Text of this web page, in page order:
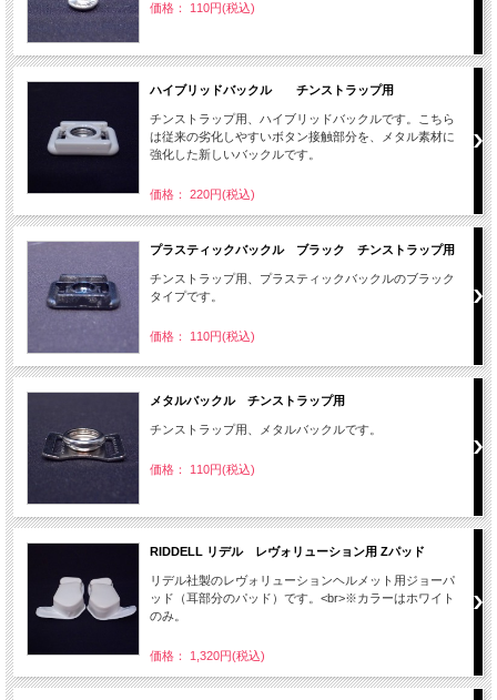
価格： 110円(税込)
ハイブリッドバックル チンストラップ用
チンストラップ用、ハイブリッドバックルです。こちら
は従来の劣化しやすいボタン接触部分を、メタル素材に
強化した新しいバックルです。
価格： 220円(税込)
プラスティックバックル ブラック チンストラップ用
チンストラップ用、プラスティックバックルのブラック
タイプです。
価格： 110円(税込)
メタルバックル チンストラップ用
チンストラップ用、メタルバックルです。
価格： 110円(税込)
RIDDELL リデル レヴォリューション用 Zパッド
リデル社製のレヴォリューションヘルメット用ジョーパ
ッド（耳部分のパッド）です。<br>※カラーはホワイト
のみ。
価格： 1,320円(税込)